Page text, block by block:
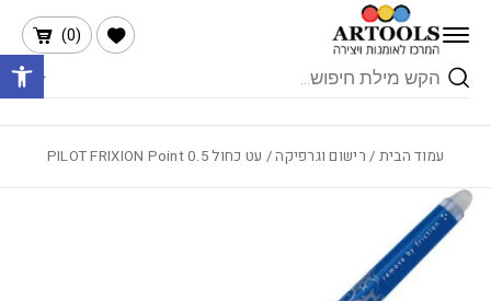
Skip to Content
Products
search
(
0
)
הרשימה שלי
עמוד הבית / רישום וגרפיקה/ עט כחול 0.5 PILOT FRIXION Point
בחזרה למעלה